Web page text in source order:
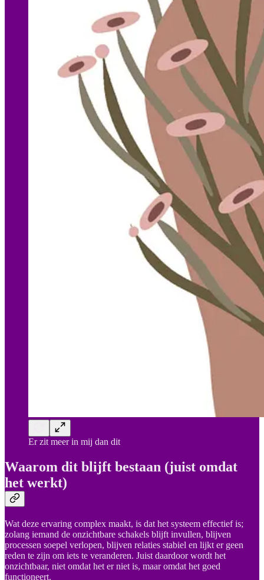
Er zit meer in mij dan dit
Waarom dit blijft bestaan (juist omdat
het werkt)
Wat deze ervaring complex maakt, is dat het systeem effectief is;
zolang iemand de onzichtbare schakels blijft invullen, blijven
processen soepel verlopen, blijven relaties stabiel en lijkt er geen
reden te zijn om iets te veranderen. Juist daardoor wordt het
onzichtbaar, niet omdat het er niet is, maar omdat het goed
functioneert.